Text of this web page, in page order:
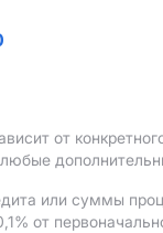
от
или суммы
от